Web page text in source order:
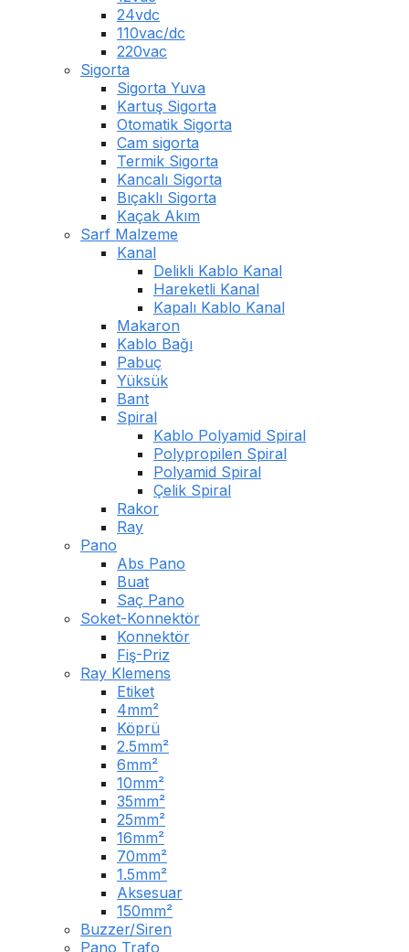
24vdc
110vac/dc
220vac
Sigorta
Sigorta Yuva
Kartuş Sigorta
Otomatik Sigorta
Cam sigorta
Termik Sigorta
Kancalı Sigorta
Bıçaklı Sigorta
Kaçak Akım
Sarf Malzeme
Kanal
Delikli Kablo Kanal
Hareketli Kanal
Kapalı Kablo Kanal
Makaron
Kablo Bağı
Pabuç
Yüksük
Bant
Spiral
Kablo Polyamid Spiral
Polypropilen Spiral
Polyamid Spiral
Çelik Spiral
Rakor
Ray
Pano
Abs Pano
Buat
Saç Pano
Soket-Konnektör
Konnektör
Fiş-Priz
Ray Klemens
Etiket
4mm²
Köprü
2.5mm²
6mm²
10mm²
35mm²
25mm²
16mm²
70mm²
1.5mm²
Aksesuar
150mm²
Buzzer/Siren
Pano Trafo